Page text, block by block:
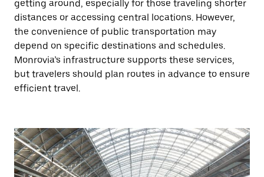
getting around, especially for those traveling shorter
distances or accessing central locations. However,
the convenience of public transportation may
depend on specific destinations and schedules.
Monrovia’s infrastructure supports these services,
but travelers should plan routes in advance to ensure
efficient travel.